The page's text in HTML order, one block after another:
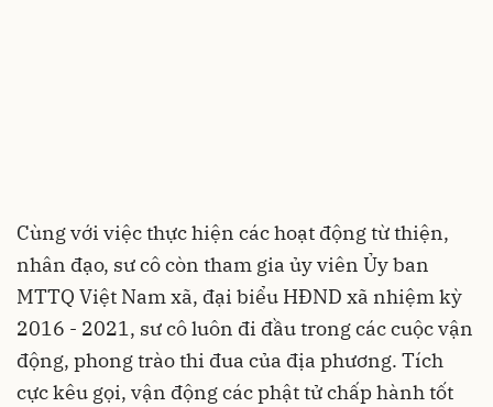
Cùng với việc thực hiện các hoạt động từ thiện,
nhân đạo, sư cô còn tham gia ủy viên Ủy ban
MTTQ Việt Nam xã, đại biểu HĐND xã nhiệm kỳ
2016 - 2021, sư cô luôn đi đầu trong các cuộc vận
động, phong trào thi đua của địa phương. Tích
cực kêu gọi, vận động các phật tử chấp hành tốt